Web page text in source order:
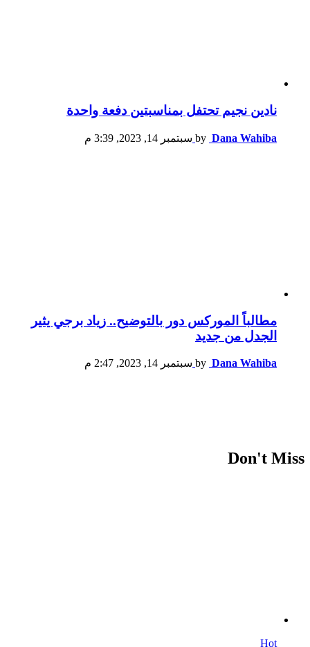
نادين نجيم تحتفل بمناسبتين دفعة واحدة
by Dana Wahiba سبتمبر 14, 2023, 3:39 م
مطالباً الموركس دور بالتوضيح.. زياد برجي يثير
الجدل من جديد
by Dana Wahiba سبتمبر 14, 2023, 2:47 م
Don't Miss
Hot